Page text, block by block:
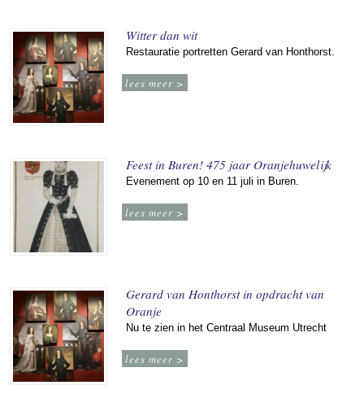
Witter dan wit
Restauratie portretten Gerard van Honthorst.
lees meer >
Feest in Buren! 475 jaar Oranjehuwelijk
Evenement op 10 en 11 juli in Buren.
lees meer >
Gerard van Honthorst in opdracht van
Oranje
Nu te zien in het Centraal Museum Utrecht
lees meer >